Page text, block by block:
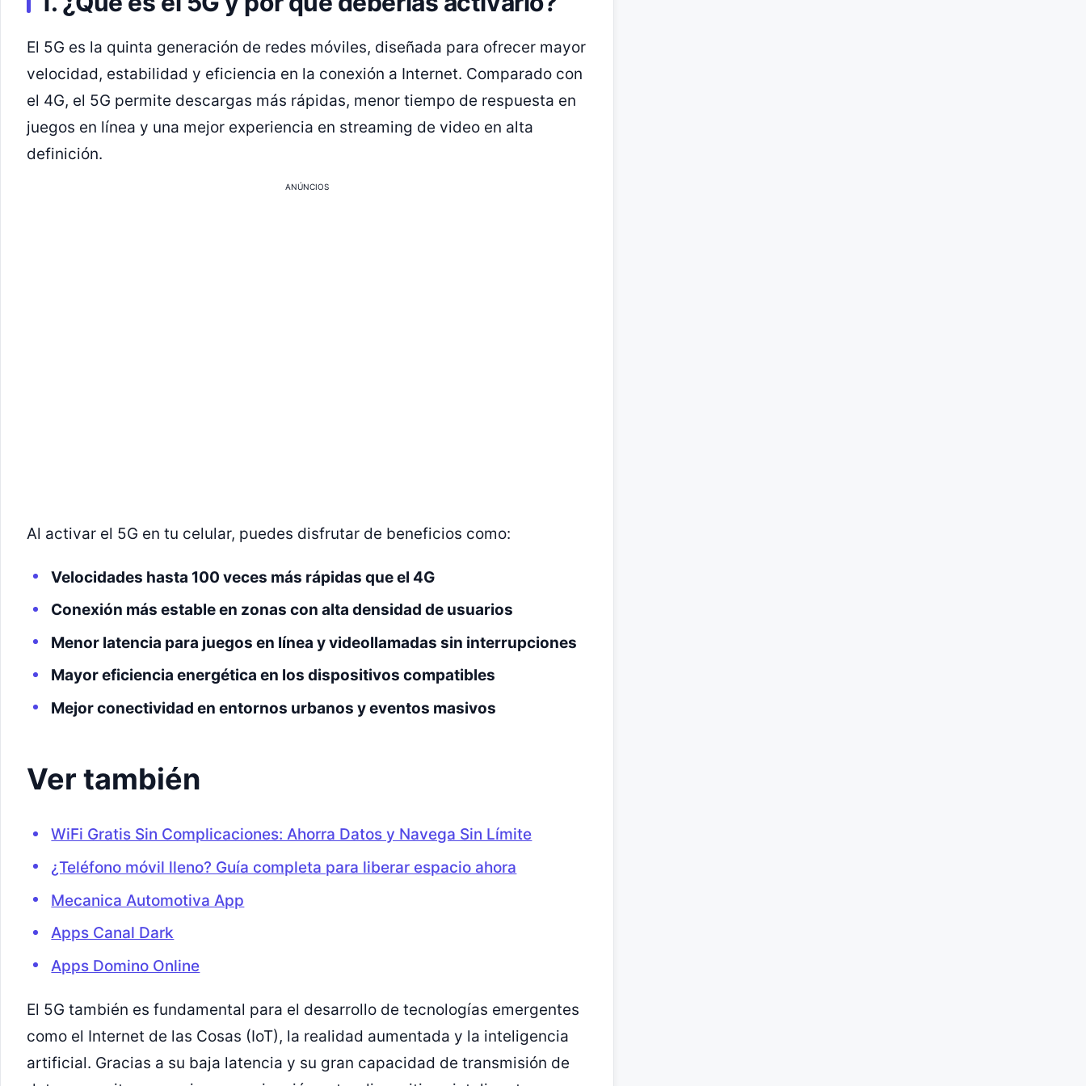
El 5G es la quinta generación de redes móviles, diseñada para ofrecer mayor
velocidad, estabilidad y eficiencia en la conexión a Internet. Comparado con
el 4G, el 5G permite descargas más rápidas, menor tiempo de respuesta en
juegos en línea y una mejor experiencia en streaming de video en alta
definición.
ANÚNCIOS
Al activar el 5G en tu celular, puedes disfrutar de beneficios como:
Velocidades hasta 100 veces más rápidas que el 4G
Conexión más estable en zonas con alta densidad de usuarios
Menor latencia para juegos en línea y videollamadas sin interrupciones
Mayor eficiencia energética en los dispositivos compatibles
Mejor conectividad en entornos urbanos y eventos masivos
Ver también
WiFi Gratis Sin Complicaciones: Ahorra Datos y Navega Sin Límite
¿Teléfono móvil lleno? Guía completa para liberar espacio ahora
Mecanica Automotiva App
Apps Canal Dark
Apps Domino Online
El 5G también es fundamental para el desarrollo de tecnologías emergentes
como el Internet de las Cosas (IoT), la realidad aumentada y la inteligencia
artificial. Gracias a su baja latencia y su gran capacidad de transmisión de